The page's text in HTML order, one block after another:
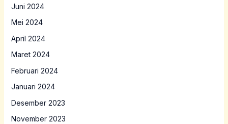
Juni 2024
Mei 2024
April 2024
Maret 2024
Februari 2024
Januari 2024
Desember 2023
November 2023